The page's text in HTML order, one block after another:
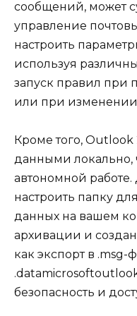
сообщений, может
управление
настроить
используя
запуск правил при
или при изменении
Кроме того, Outlook
данными локально,
автономной работе.
настроить папку
данных на вашем
архивации и
как экспорт в
безопасность и